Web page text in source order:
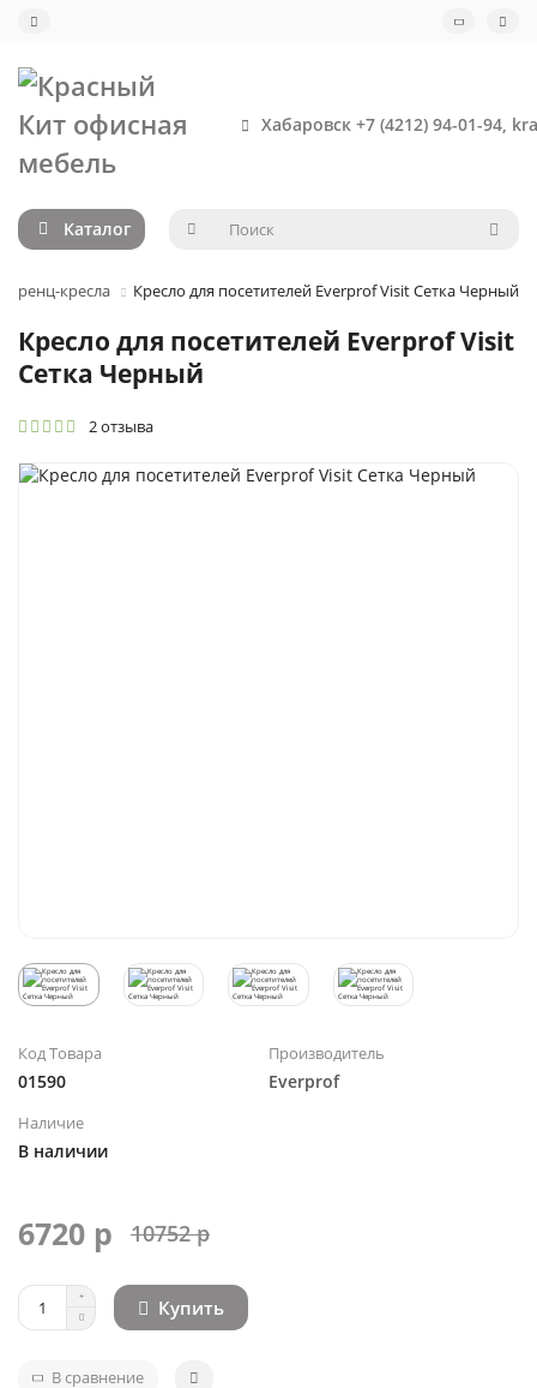
Хабаровск +7 (4212) 94-01-94,
Каталог
кресла Кресло для посетителей Everprof Visit Сетка Черный
Кресло для посетителей Everprof Visit
Сетка Черный
2 отзыва
Код Товара
01590
Производитель
Everprof
Наличие
В наличии
6720 р 10752 р
Купить
В сравнение